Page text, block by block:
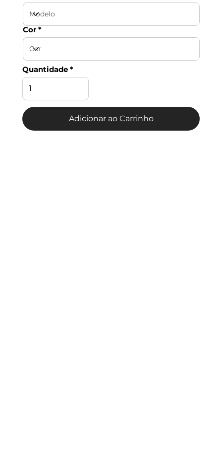
Cor
Quantidade
Adicionar ao Carrinho